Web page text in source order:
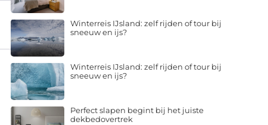
Winterreis IJsland: zelf rijden of tour bij
sneeuw en ijs?
Winterreis IJsland: zelf rijden of tour bij
sneeuw en ijs?
Perfect slapen begint bij het juiste
dekbedovertrek